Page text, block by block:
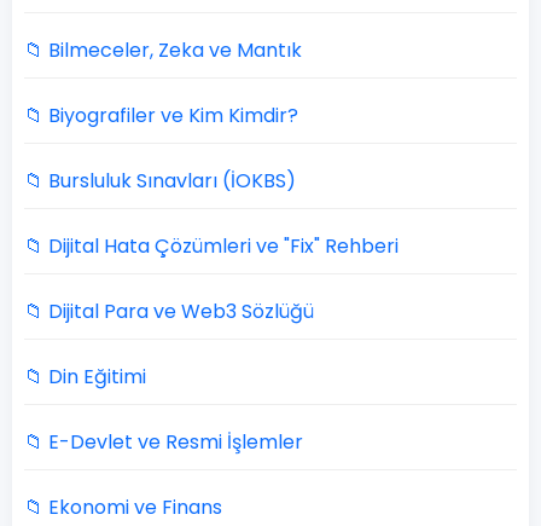
📁 Bilmeceler, Zeka ve Mantık
📁 Biyografiler ve Kim Kimdir?
📁 Bursluluk Sınavları (İOKBS)
📁 Dijital Hata Çözümleri ve "Fix" Rehberi
📁 Dijital Para ve Web3 Sözlüğü
📁 Din Eğitimi
📁 E-Devlet ve Resmi İşlemler
📁 Ekonomi ve Finans